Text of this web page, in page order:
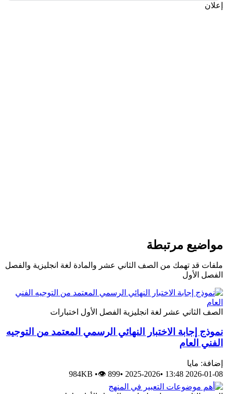
إعلان
مواضيع مرتبطة
ملفات قد تهمك من الصف الثاني عشر والمادة لغة انجليزية والفصل
الفصل الأول
الصف الثاني عشر لغة انجليزية الفصل الأول اختبارات
نموذج إجابة الاختبار النهائي الرسمي المعتمد من التوجيه
الفني العام
إضافة: مايا
2026-01-08 13:48
•
2025-2026
•
984KB •👁 899